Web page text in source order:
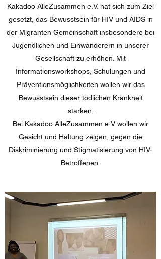
Kakadoo AlleZusammen e.V. hat sich zum Ziel
gesetzt, das Bewusstsein für HIV und AIDS in
der Migranten Gemeinschaft insbesondere bei
Jugendlichen und Einwanderern in unserer
Gesellschaft zu erhöhen. Mit
Informationsworkshops, Schulungen und
Präventionsmöglichkeiten wollen wir das
Bewusstsein dieser tödlichen Krankheit
stärken.
Bei Kakadoo AlleZusammen e.V wollen wir
Gesicht und Haltung zeigen, gegen die
Diskriminierung und Stigmatisierung von HIV-
Betroffenen.